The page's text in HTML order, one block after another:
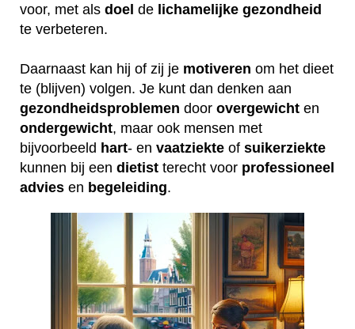
voor, met als doel de lichamelijke gezondheid
te verbeteren.
Daarnaast kan hij of zij je motiveren om het dieet
te (blijven) volgen. Je kunt dan denken aan
gezondheidsproblemen door overgewicht en
ondergewicht, maar ook mensen met
bijvoorbeeld hart- en vaatziekte of suikerziekte
kunnen bij een dietist terecht voor professioneel
advies en begeleiding.